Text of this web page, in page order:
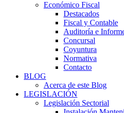
Económico Fiscal
Destacados
Fiscal y Contable
Auditoría e
Concursal
Coyuntura
Normativa
Contacto
BLOG
Acerca de este Blog
LEGISLACIÓN
Legislación Sectorial